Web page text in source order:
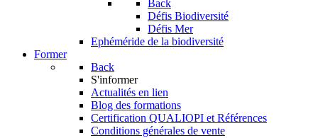
Back
Défis Biodiversité
Défis Mer
Ephéméride de la biodiversité
Former
Back
S'informer
Actualités en lien
Blog des formations
Certification QUALIOPI et Références
Conditions générales de vente